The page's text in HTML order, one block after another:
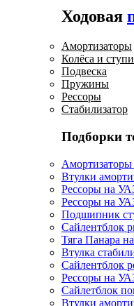
Ходовая
Амортизаторы
Колёса и
Подвеска
Пружины
Рессоры
Стабилизатор
Подборки
Втулки
Рессоры на
Рессоры на
Подшипник
Сайлентблок
Тяга Панара
Втулка
Сайлентблок
Рессоры на
Сайлетблок
Втулки